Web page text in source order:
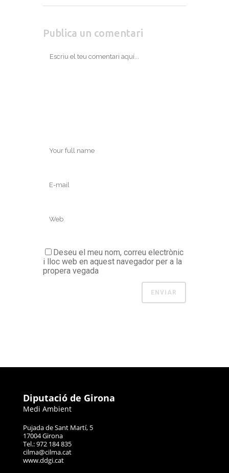
Publica un comentari
Deseu el meu nom, correu electrònic
i lloc web en aquest navegador per a la
propera vegada
Diputació de Girona
Medi Ambient
Pujada de Sant Martí, 5
17004 Girona
Tel.: 972 184 835
cilma@cilma.cat
www.ddgi.cat